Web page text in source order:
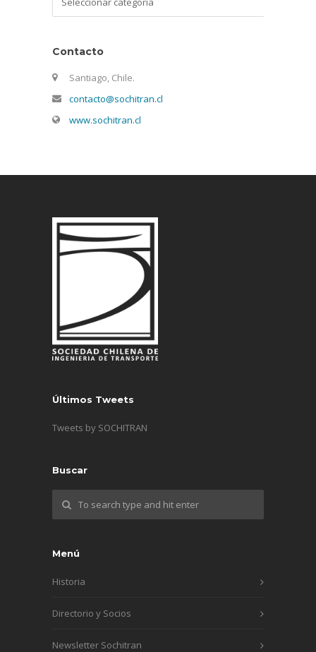
Contacto
Santiago, Chile.
contacto@sochitran.cl
www.sochitran.cl
Últimos Tweets
Tweets by SOCHITRAN
Buscar
Menú
Historia
Directorio y Socios
Newsletter Sochitran